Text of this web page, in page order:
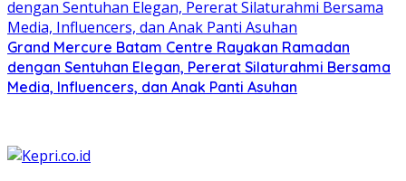
Grand Mercure Batam Centre Rayakan Ramadan
dengan Sentuhan Elegan, Pererat Silaturahmi Bersama
Media, Influencers, dan Anak Panti Asuhan